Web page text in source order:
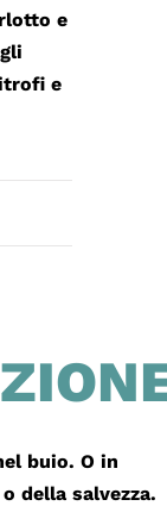
e
e
buio. O in
della salvezza.